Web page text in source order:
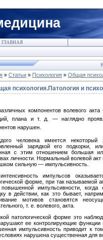
ГЛАВНАЯ
» Статьи » Психология » Общая
психология.Патология и
компонентов волевого
плана и т. д. — наглядно
нарушен.
человека имеется
зарядкой его подкорки,
с этим отношением большая
лично­сти. Нормальный волевой
сильную — импульсивность.
импульсов
форме, при так называемой
импульсив­ности, когда
в действии, как это бывает,
мотивов становятся
т. е. волевого, акта.
патологической форме это
ее контролирующие функции
им­пульсивность приводит к
нарушена существенная для